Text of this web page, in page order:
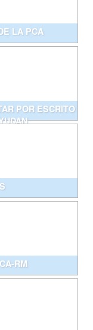
LA PCA
POR ESCRITO
RM